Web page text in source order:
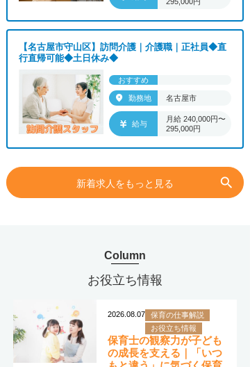
【名古屋市守山区】訪問介護｜介護職｜正社員◆直
行直帰可能◆土日休み◆
おすすめ
勤務地 名古屋市
給与
月給 240,000円〜
295,000円
新着求人をもっと見る search
Column
お役立ち情報
2026.08.07
保育の仕事解説
お役立ち情報
保育士の観察力が子ども
の成長を支える｜「いつ